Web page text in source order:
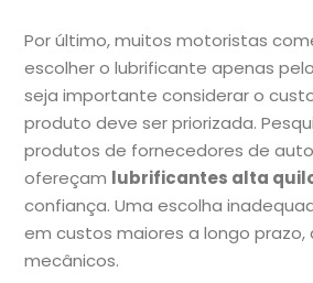
Por último, muitos motoristas
escolher o lubrificante apenas
seja importante considerar o
produto deve ser priorizada.
produtos de fornecedores de
ofereçam lubrificantes alta
confiança. Uma escolha
em custos maiores a longo prazo,
mecânicos.